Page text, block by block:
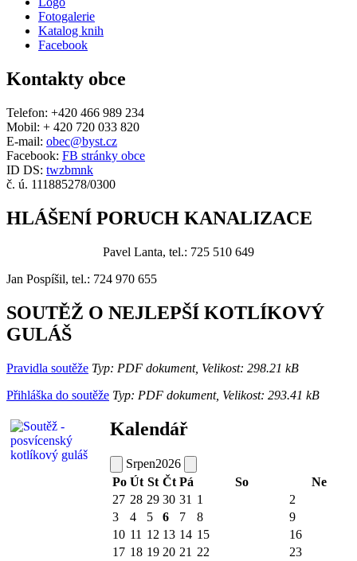
Fotogalerie
Katalog knih
Facebook
Kontakty obce
Telefon: +420 466 989 234
Mobil: + 420 720 033 820
E-mail: obec@byst.cz
Facebook: FB stránky obce
ID DS: twzbmnk
č. ú. 111885278/0300
HLÁŠENÍ PORUCH KANALIZACE
Pavel Lanta, tel.: 725 510 649
Jan Pospíšil, tel.: 724 970 655
SOUTĚŽ O NEJLEPŠÍ KOTLÍKOVÝ
GULÁŠ
Pravidla soutěže Typ: PDF dokument, Velikost: 298.21 kB
Přihláška do soutěže Typ: PDF dokument, Velikost: 293.41 kB
Kalendář
Srpen2026
Po Út St Čt Pá So
Ne
27 28 29 30 31 1
2
3
4 5 6 7 8
9
10 11 12 13 14 15
16
17 18 19 20 21 22 23